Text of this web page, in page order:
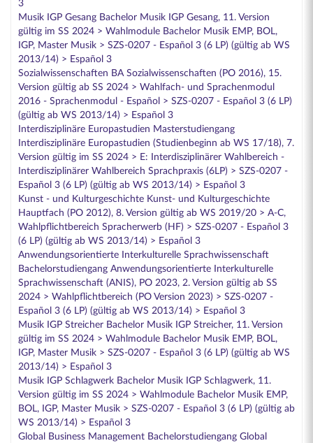
3
Musik IGP Gesang Bachelor Musik IGP Gesang, 11. Version
gültig im SS 2024 > Wahlmodule Bachelor Musik EMP, BOL,
IGP, Master Musik > SZS-0207 - Español 3 (6 LP) (gültig ab WS
2013/14) > Español 3
Sozialwissenschaften BA Sozialwissenschaften (PO 2016), 15.
Version gültig ab SS 2024 > Wahlfach- und Sprachenmodul
2016 - Sprachenmodul - Español > SZS-0207 - Español 3 (6 LP)
(gültig ab WS 2013/14) > Español 3
Interdisziplinäre Europastudien Masterstudiengang
Interdisziplinäre Europastudien (Studienbeginn ab WS 17/18), 7.
Version gültig im SS 2024 > E: Interdisziplinärer Wahlbereich -
Interdisziplinärer Wahlbereich Sprachpraxis (6LP) > SZS-0207 -
Español 3 (6 LP) (gültig ab WS 2013/14) > Español 3
Kunst - und Kulturgeschichte Kunst- und Kulturgeschichte
Hauptfach (PO 2012), 8. Version gültig ab WS 2019/20 > A-C,
Wahlpflichtbereich Spracherwerb (HF) > SZS-0207 - Español 3
(6 LP) (gültig ab WS 2013/14) > Español 3
Anwendungsorientierte Interkulturelle Sprachwissenschaft
Bachelorstudiengang Anwendungsorientierte Interkulturelle
Sprachwissenschaft (ANIS), PO 2023, 2. Version gültig ab SS
2024 > Wahlpflichtbereich (PO Version 2023) > SZS-0207 -
Español 3 (6 LP) (gültig ab WS 2013/14) > Español 3
Musik IGP Streicher Bachelor Musik IGP Streicher, 11. Version
gültig im SS 2024 > Wahlmodule Bachelor Musik EMP, BOL,
IGP, Master Musik > SZS-0207 - Español 3 (6 LP) (gültig ab WS
2013/14) > Español 3
Musik IGP Schlagwerk Bachelor Musik IGP Schlagwerk, 11.
Version gültig im SS 2024 > Wahlmodule Bachelor Musik EMP,
BOL, IGP, Master Musik > SZS-0207 - Español 3 (6 LP) (gültig ab
WS 2013/14) > Español 3
Global Business Management Bachelorstudiengang Global